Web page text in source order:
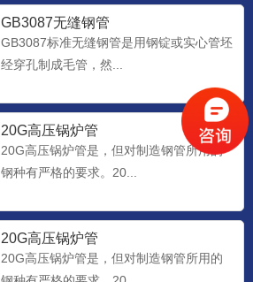
GB3087无缝钢管
GB3087标准无缝钢管是用钢锭或实心管坯
经穿孔制成毛管，然...
20G高压锅炉管
20G高压锅炉管是，但对制造钢管所用的
钢种有严格的要求。20...
20G高压锅炉管
20G高压锅炉管是，但对制造钢管所用的